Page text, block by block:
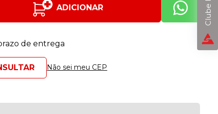
ADICIONAR
de entrega
Não sei meu CEP